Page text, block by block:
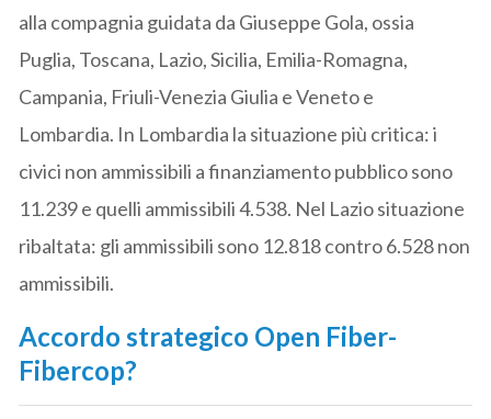
alla compagnia guidata da Giuseppe Gola, ossia
Puglia, Toscana, Lazio, Sicilia, Emilia-Romagna,
Campania, Friuli-Venezia Giulia e Veneto e
Lombardia. In Lombardia la situazione più critica: i
civici non ammissibili a finanziamento pubblico sono
11.239 e quelli ammissibili 4.538. Nel Lazio situazione
ribaltata: gli ammissibili sono 12.818 contro 6.528 non
ammissibili.
Accordo strategico Open Fiber-
Fibercop?